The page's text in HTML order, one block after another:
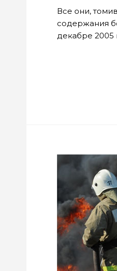
Все они,
содержания
декабре 2005